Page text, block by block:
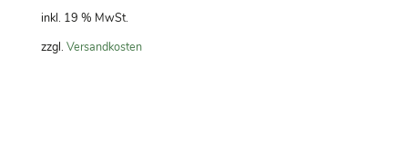
inkl. 19 % MwSt.
zzgl. Versandkosten